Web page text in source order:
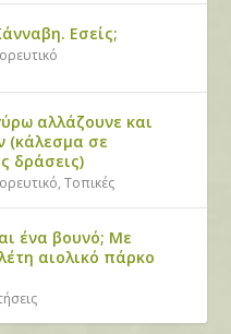
Εσείς;
αλλάζουνε και
(κάλεσμα σε
δράσεις)
,Τοπικές
ένα βουνό; Με
αιολικό πάρκο